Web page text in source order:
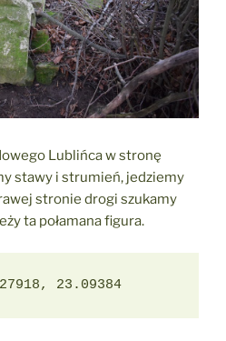
Lublińca w stronę
stawy i strumień, jedziemy
stronie drogi szukamy
ta połamana figura.
23.09384